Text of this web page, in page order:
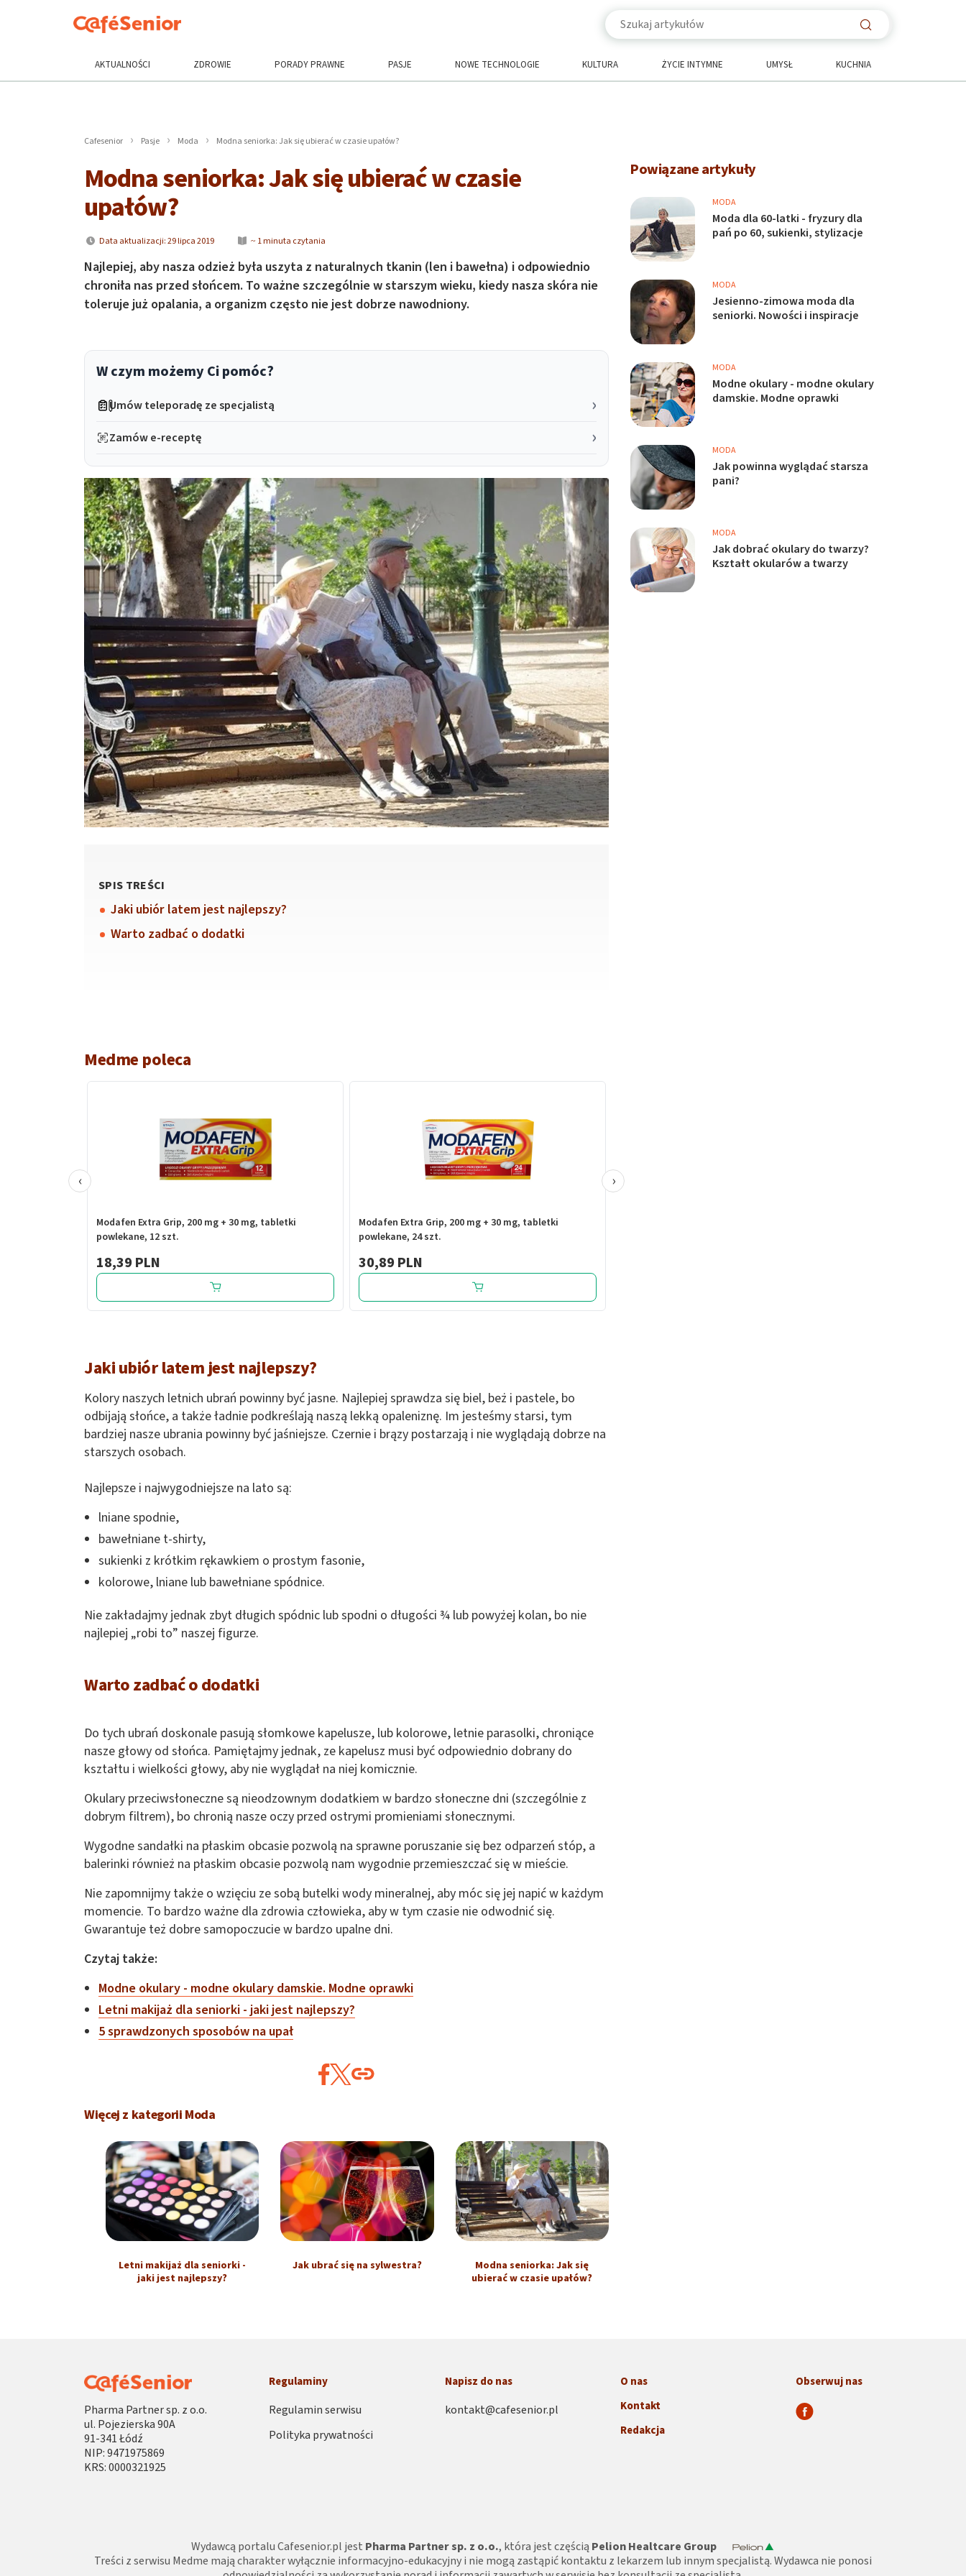
AKTUALNOŚCI ZDROWIE PORADY PRAWNE PASJE NOWE TECHNOLOGIE KULTURA ŻYCIE INTYMNE UMYSŁ KUCHNIA
Cafesenior Pasje Moda Modna seniorka: Jak się ubierać w czasie upałów?
Modna seniorka: Jak się ubierać w czasie
upałów?
Data aktualizacji: 29 lipca 2019 ~ 1 minuta czytania
Najlepiej, aby nasza odzież była uszyta z naturalnych tkanin (len i bawełna) i odpowiednio
chroniła nas przed słońcem. To ważne szczególnie w starszym wieku, kiedy nasza skóra nie
toleruje już opalania, a organizm często nie jest dobrze nawodniony.
W czym możemy Ci pomóc?
Umów teleporadę ze specjalistą
Zamów e-receptę
SPIS TREŚCI
Jaki ubiór latem jest najlepszy?
Warto zadbać o dodatki
Medme poleca
Modafen Extra Grip, 200 mg + 30 mg, tabletki
powlekane, 12 szt.
18,39 PLN
Modafen Extra Grip, 200 mg + 30 mg, tabletki
powlekane, 24 szt.
30,89 PLN
‹ ›
Jaki ubiór latem jest najlepszy?
Kolory naszych letnich ubrań powinny być jasne. Najlepiej sprawdza się biel, beż i pastele, bo
odbijają słońce, a także ładnie podkreślają naszą lekką opaleniznę. Im jesteśmy starsi, tym
bardziej nasze ubrania powinny być jaśniejsze. Czernie i brązy postarzają i nie wyglądają dobrze na
starszych osobach.
Najlepsze i najwygodniejsze na lato są:
lniane spodnie,
bawełniane t-shirty,
sukienki z krótkim rękawkiem o prostym fasonie,
kolorowe, lniane lub bawełniane spódnice.
Nie zakładajmy jednak zbyt długich spódnic lub spodni o długości ¾ lub powyżej kolan, bo nie
najlepiej „robi to” naszej figurze.
Warto zadbać o dodatki
Do tych ubrań doskonale pasują słomkowe kapelusze, lub kolorowe, letnie parasolki, chroniące
nasze głowy od słońca. Pamiętajmy jednak, ze kapelusz musi być odpowiednio dobrany do
kształtu i wielkości głowy, aby nie wyglądał na niej komicznie.
Okulary przeciwsłoneczne są nieodzownym dodatkiem w bardzo słoneczne dni (szczególnie z
dobrym filtrem), bo chronią nasze oczy przed ostrymi promieniami słonecznymi.
Wygodne sandałki na płaskim obcasie pozwolą na sprawne poruszanie się bez odparzeń stóp, a
balerinki również na płaskim obcasie pozwolą nam wygodnie przemieszczać się w mieście.
Nie zapomnijmy także o wzięciu ze sobą butelki wody mineralnej, aby móc się jej napić w każdym
momencie. To bardzo ważne dla zdrowia człowieka, aby w tym czasie nie odwodnić się.
Gwarantuje też dobre samopoczucie w bardzo upalne dni.
Czytaj także:
Modne okulary - modne okulary damskie. Modne oprawki
Letni makijaż dla seniorki - jaki jest najlepszy?
5 sprawdzonych sposobów na upał
Więcej z kategorii Moda
Letni makijaż dla seniorki -
jaki jest najlepszy?
Jak ubrać się na sylwestra?
Modna seniorka: Jak się
ubierać w czasie upałów?
Powiązane artykuły
MODA
Moda dla 60-latki - fryzury dla
pań po 60, sukienki, stylizacje
MODA
Jesienno-zimowa moda dla
seniorki. Nowości i inspiracje
MODA
Modne okulary - modne okulary
damskie. Modne oprawki
MODA
Jak powinna wyglądać starsza
pani?
MODA
Jak dobrać okulary do twarzy?
Kształt okularów a twarzy
Pharma Partner sp. z o.o.
ul. Pojezierska 90A
91-341 Łódź
NIP: 9471975869
KRS: 0000321925
Regulaminy
Regulamin serwisu
Polityka prywatności
Napisz do nas
kontakt@cafesenior.pl
O nas
Kontakt
Redakcja
Obserwuj nas
Wydawcą portalu Cafesenior.pl jest Pharma Partner sp. z o.o., która jest częścią Pelion Healtcare Group
Treści z serwisu Medme mają charakter wyłącznie informacyjno-edukacyjny i nie mogą zastąpić kontaktu z lekarzem lub innym specjalistą. Wydawca nie ponosi